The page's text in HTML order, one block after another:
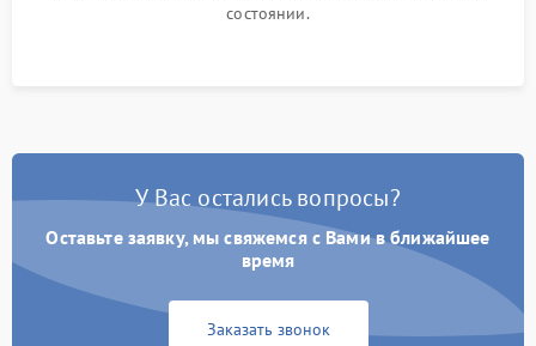
состоянии.
У Вас остались вопросы?
Оставьте заявку, мы свяжемся с Вами в ближайшее
время
Заказать звонок